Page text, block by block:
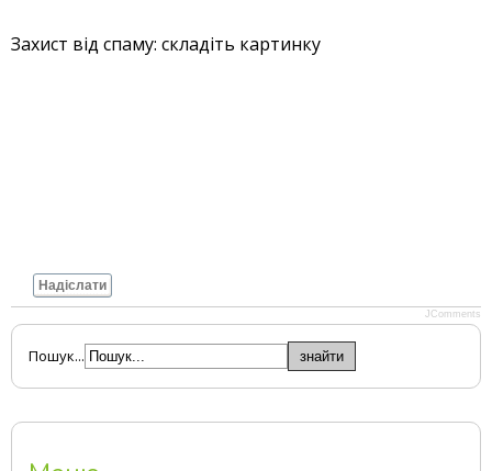
Захист від спаму: складіть картинку
Надіслати
JComments
Пошук...